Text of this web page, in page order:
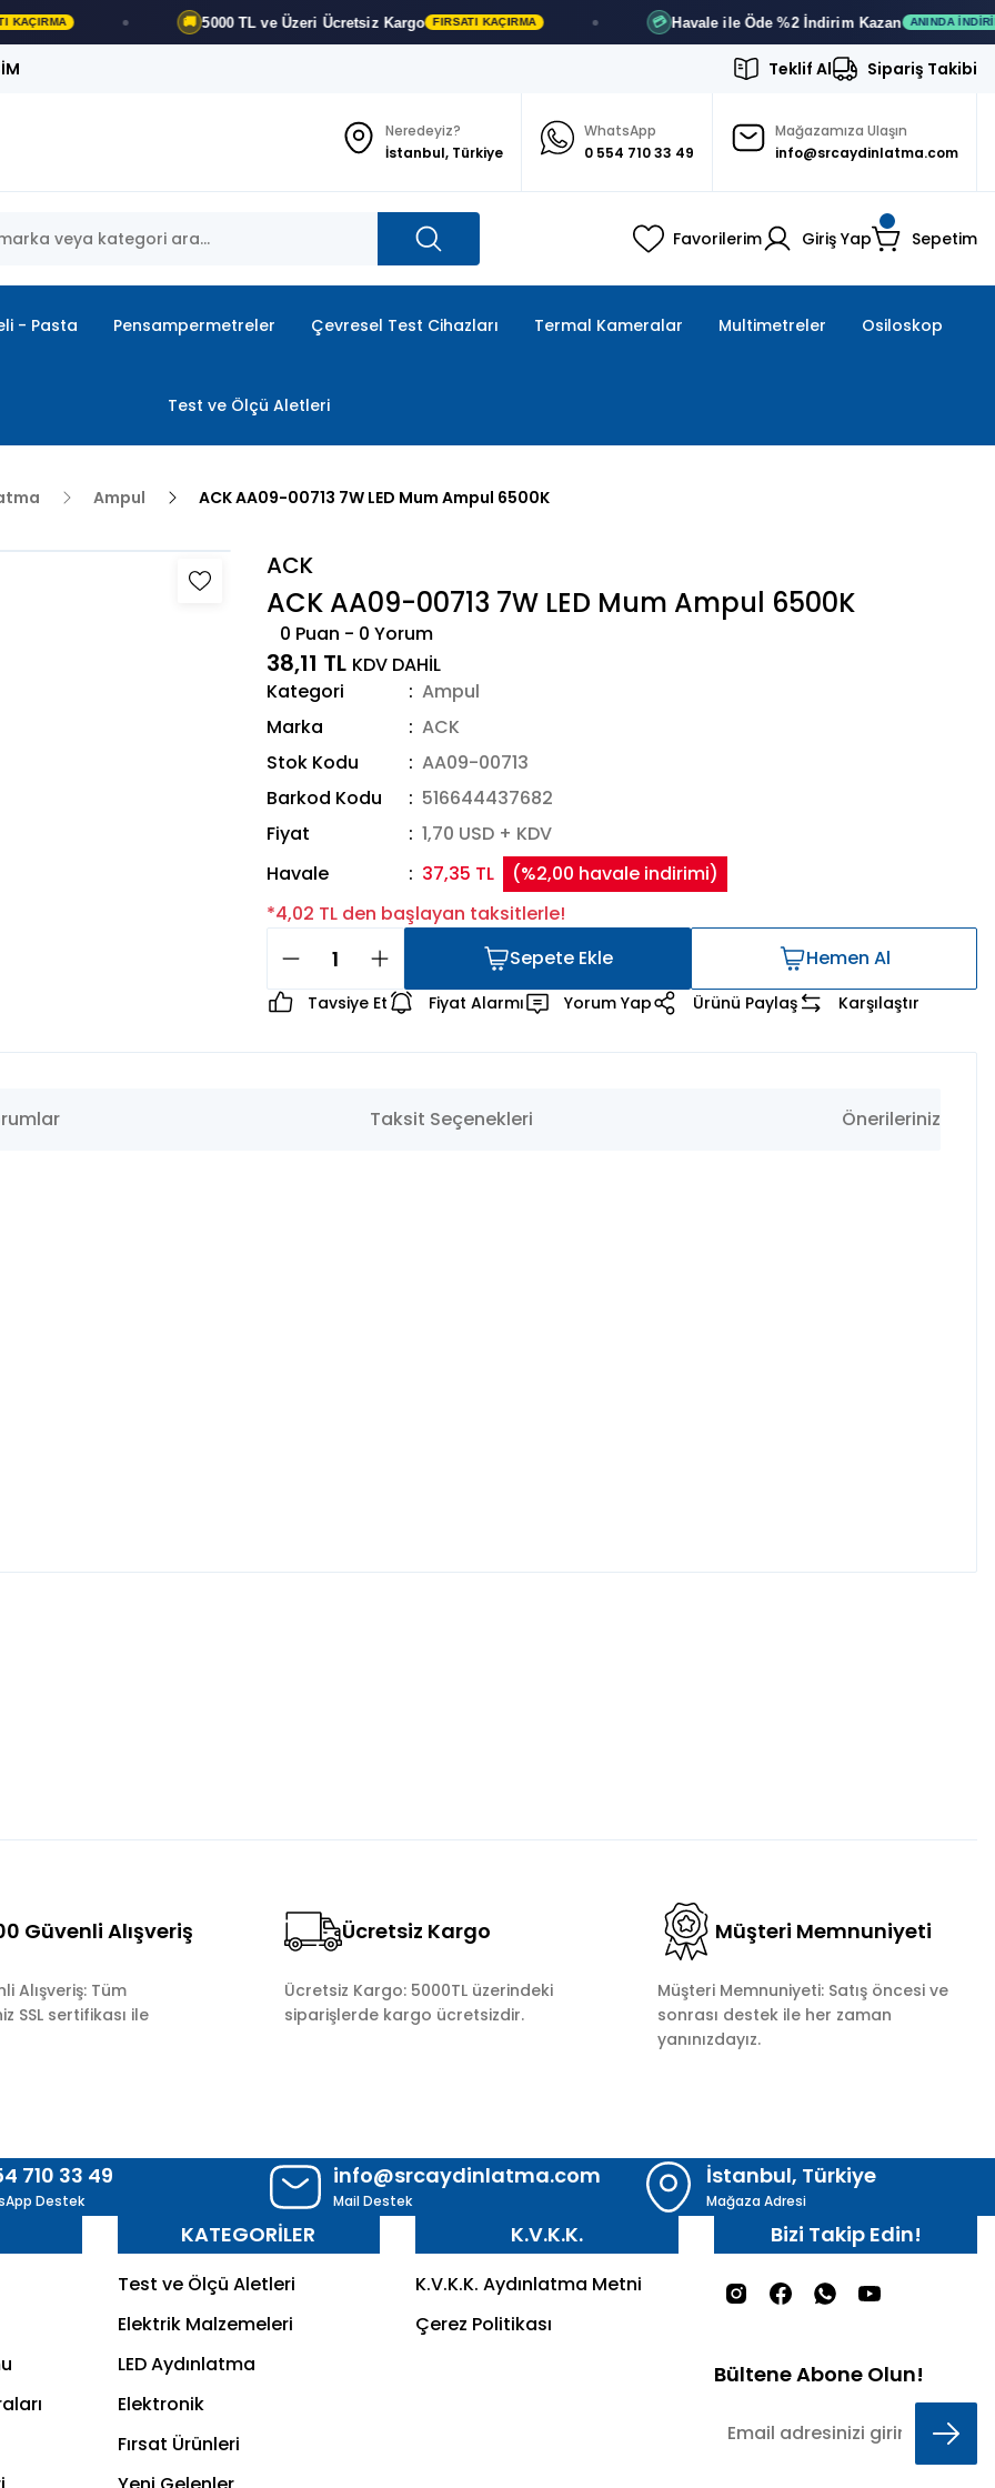
5000 TL ve ÜzeriÜcretsiz Kargo FIRSATI KAÇIRMA Havale ile Öde%2 İndirimKazan ANINDA İNDIRIM
Teklif Al Sipariş Takibi
Neredeyiz?
İstanbul, Türkiye
WhatsApp
0 554 710 33 49
Mağazamıza Ulaşın
info@srcaydinlatma.com
Favorilerim Giriş Yap Sepetim
- Pasta Pensampermetreler Çevresel Test Cihazları Termal Kameralar Multimetreler Osiloskop
Test ve Ölçü Aletleri
Ampul ACK AA09-00713 7W LED Mum Ampul 6500K
ACK
ACK AA09-00713 7W LED Mum Ampul 6500K
0 Puan - 0 Yorum
38,11 TL KDV DAHİL
Kategori
Ampul
Marka
ACK
Stok Kodu
AA09-00713
Barkod Kodu
516644437682
Fiyat
1,70 USD + KDV
Havale
37,35 TL
(%2,00 havale indirimi)
*4,02 TL den başlayan taksitlerle!
Sepete Ekle
Sepete Ekle
Hemen Al
Hemen Al
Tavsiye Et Fiyat Alarmı Yorum Yap Ürünü Paylaş Karşılaştır
Taksit Seçenekleri Önerileriniz
Güvenli Alışveriş
Alışveriş: Tüm
SSL sertifikası ile
Ücretsiz Kargo
Ücretsiz Kargo: 5000TL üzerindeki
siparişlerde kargo ücretsizdir.
Müşteri Memnuniyeti
Müşteri Memnuniyeti: Satış öncesi ve
sonrası destek ile her zaman
yanınızdayız.
710 33 49
Destek
info@srcaydinlatma.com
Mail Destek
İstanbul, Türkiye
Mağaza Adresi
KATEGORİLER
Test ve Ölçü Aletleri
Elektrik Malzemeleri
LED Aydınlatma
Elektronik
Fırsat Ürünleri
K.V.K.K.
K.V.K.K. Aydınlatma Metni
Çerez Politikası
Bizi Takip Edin!
Bültene Abone Olun!